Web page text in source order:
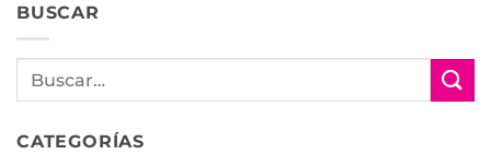
BUSCAR
CATEGORÍAS